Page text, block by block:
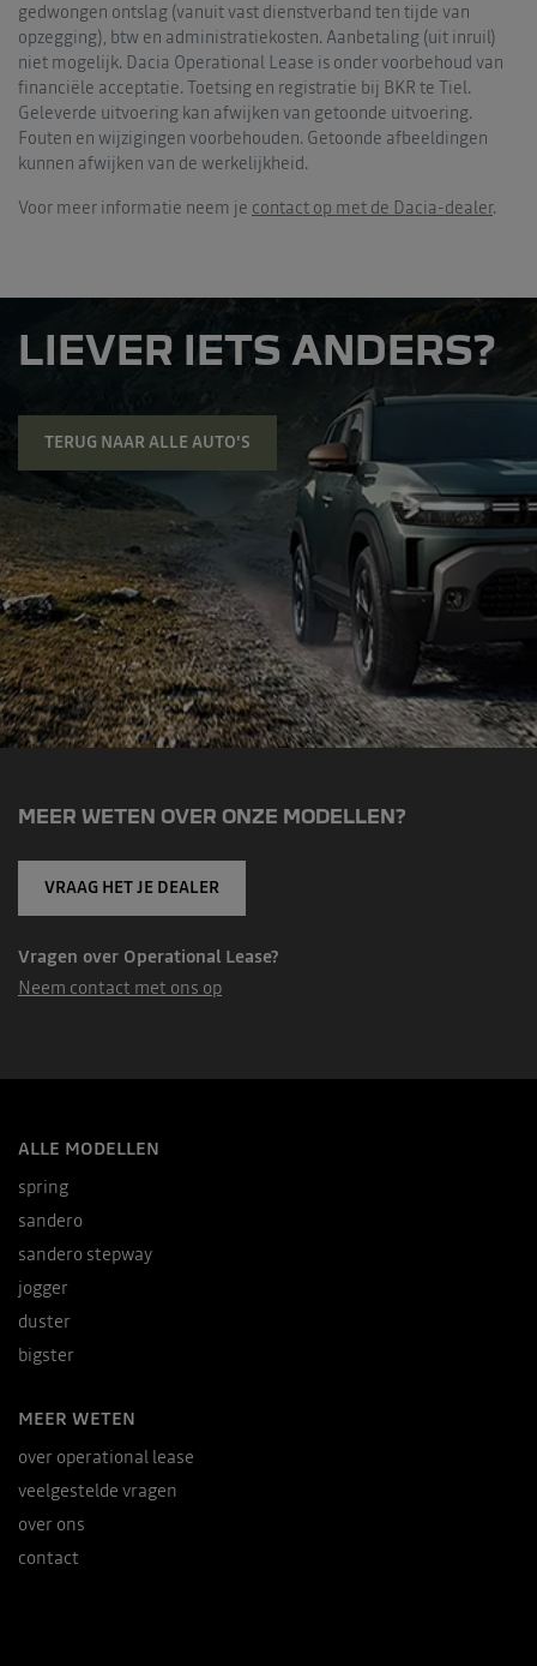
gedwongen ontslag (vanuit vast dienstverband ten tijde van
opzegging), btw en administratiekosten. Aanbetaling (uit inruil)
niet mogelijk. Dacia Operational Lease is onder voorbehoud van
financiële acceptatie. Toetsing en registratie bij BKR te Tiel.
Geleverde uitvoering kan afwijken van getoonde uitvoering.
Fouten en wijzigingen voorbehouden. Getoonde afbeeldingen
kunnen afwijken van de werkelijkheid.
Voor meer informatie neem je contact op met de Dacia-dealer.
LIEVER IETS ANDERS?
TERUG NAAR ALLE AUTO'S
MEER WETEN OVER ONZE MODELLEN?
VRAAG HET JE DEALER
Vragen over Operational Lease?
Neem contact met ons op
ALLE MODELLEN
spring
sandero
sandero stepway
jogger
duster
bigster
MEER WETEN
over operational lease
veelgestelde vragen
over ons
contact